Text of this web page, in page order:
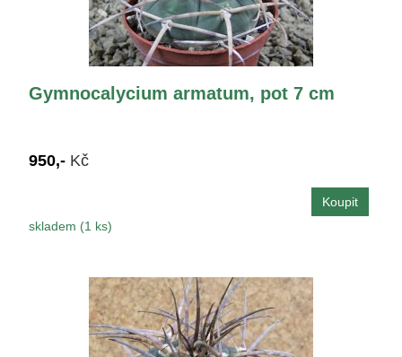
Gymnocalycium armatum, pot 7 cm
950,- Kč
skladem (1 ks)